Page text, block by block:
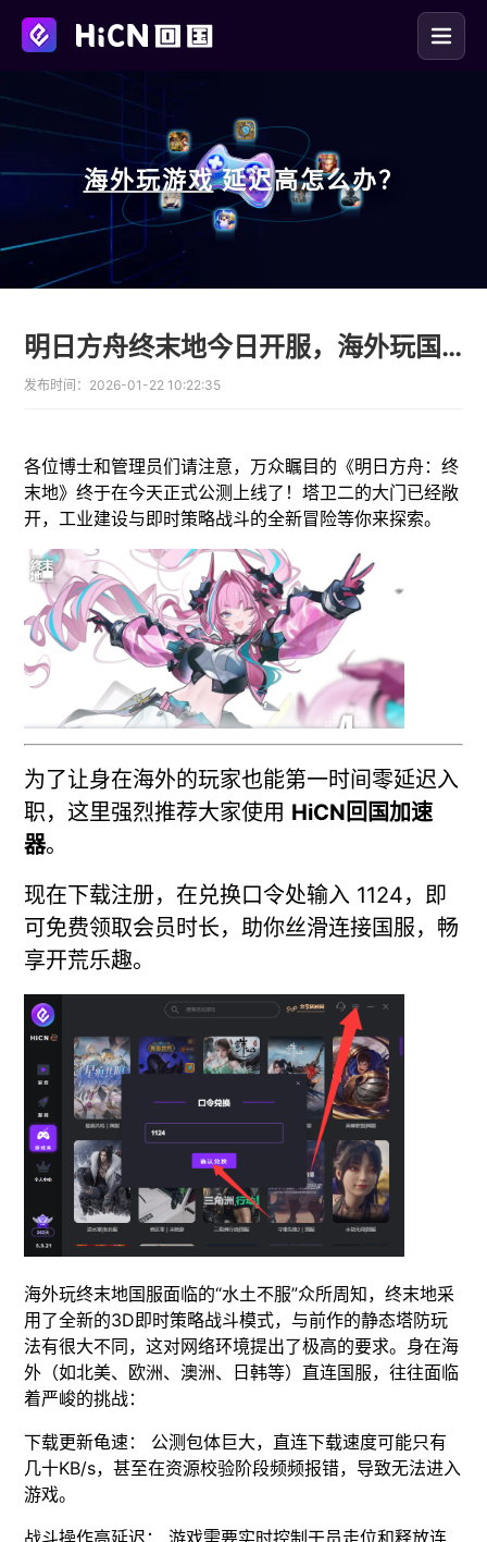
海外玩游戏 延迟高怎么办？
明日方舟终末地今日开服，海外玩国服延迟高卡顿掉线解决办法
发布时间： 2026-01-22 10:22:35
各位博士和管理员们请注意，万众瞩目的《明日方舟：终
末地》终于在今天正式公测上线了！塔卫二的大门已经敞
开，工业建设与即时策略战斗的全新冒险等你来探索。
为了让身在海外的玩家也能第一时间零延迟入
职，这里强烈推荐大家使用 HiCN回国加速
器。
现在下载注册，在兑换口令处输入 1124，即
可免费领取会员时长，助你丝滑连接国服，畅
享开荒乐趣。
海外玩终末地国服面临的“水土不服”众所周知，终末地采
用了全新的3D即时策略战斗模式，与前作的静态塔防玩
法有很大不同，这对网络环境提出了极高的要求。身在海
外（如北美、欧洲、澳洲、日韩等）直连国服，往往面临
着严峻的挑战：
下载更新龟速： 公测包体巨大，直连下载速度可能只有
几十KB/s，甚至在资源校验阶段频频报错，导致无法进入
游戏。